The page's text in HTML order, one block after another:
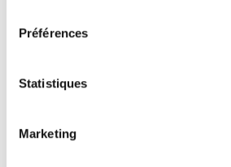
Préférences
Statistiques
Marketing
complète en radiologie,
infrastructures modernes et
parcours de soins fluide et